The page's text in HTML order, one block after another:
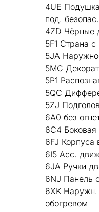
4UE
под.
4ZD Чёрные
5F1 Страна
5JA
5MC
5P1
5QC
5ZJ
6A0 без
6C4
6FJ Корпуса
6I5 Асс.
6JA Ручки
6NJ Панель
6XK Наружн.
обогревом